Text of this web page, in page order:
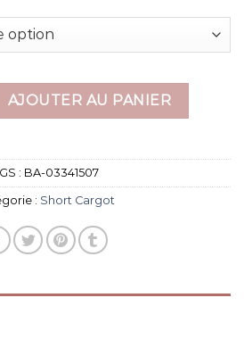
cargot
AJOUTER AU PANIER
: BA-03341507
: Short Cargot